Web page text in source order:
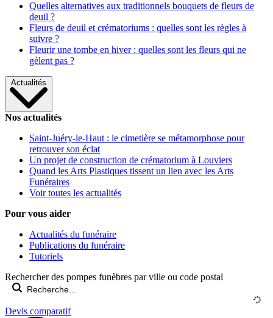
Quelles alternatives aux traditionnels bouquets de fleurs de
deuil ?
Fleurs de deuil et crématoriums : quelles sont les règles à
suivre ?
Fleurir une tombe en hiver : quelles sont les fleurs qui ne
gèlent pas ?
Actualités
Nos actualités
Saint-Juéry-le-Haut : le cimetière se métamorphose pour
retrouver son éclat
Un projet de construction de crématorium à Louviers
Quand les Arts Plastiques tissent un lien avec les Arts
Funéraires
Voir toutes les actualités
Pour vous aider
Actualités du funéraire
Publications du funéraire
Tutoriels
Rechercher des pompes funèbres par ville ou code postal
Devis comparatif